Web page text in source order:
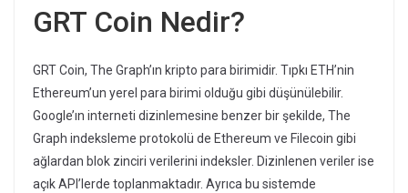
GRT Coin Nedir?
GRT Coin, The Graph’ın kripto para birimidir. Tıpkı ETH’nin
Ethereum’un yerel para birimi olduğu gibi düşünülebilir.
Google’ın interneti dizinlemesine benzer bir şekilde, The
Graph indeksleme protokolü de Ethereum ve Filecoin gibi
ağlardan blok zinciri verilerini indeksler. Dizinlenen veriler ise
açık API’lerde toplanmaktadır. Ayrıca bu sistemde